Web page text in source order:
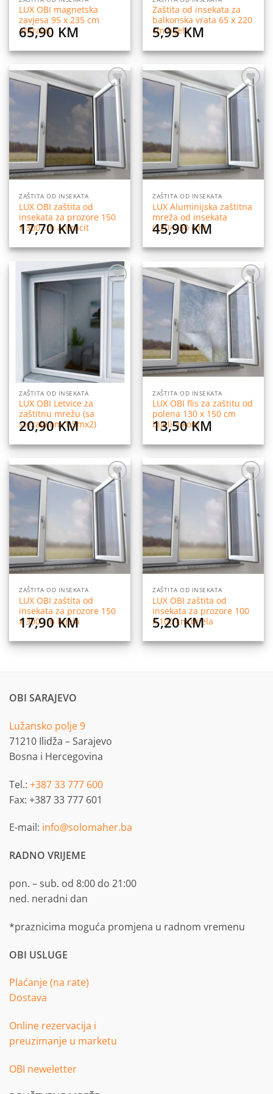
LUX OBI magnetska
zavjesa 95 x 235 cm
antracit
65,90 KM
Zaštita od insekata za
balkonska vrata 65 x 220
cm bijela
5,95KM
Dodaj
na
listu
želja
ZAŠTITA OD INSEKATA
LUX OBI zaštita od
insekata za prozore 150
x 300 cm antracit
17,70KM
Dodaj
na
ZAŠTITA OD INSEKATA
LUX Aluminijska zaštitna
mreža od insekata
(120×250 cm)
45,90KM
želja
ZAŠTITA OD INSEKATA
LUX OBI Letvice za
zaštitnu mrežu (sa
stezaljkom 1,5mx2)
20,90KM
Dodaj
ZAŠTITA OD INSEKATA
LUX OBI flis za zaštitu od
polena 130 x 150 cm
bijeli 3 kom
13,50KM
Dodaj
ZAŠTITA OD INSEKATA
LUX OBI zaštita od
insekata za prozore 150
x 300 cm bijela
17,90KM
Dodaj
ZAŠTITA OD INSEKATA
LUX OBI zaštita od
insekata za prozore 100
x 100 cm bijela
5,20KM
OBI SARAJEVO
Lužansko polje 9
71210 Ilidža – Sarajevo
Bosna i Hercegovina
Tel.: +387 33 777 600
Fax: +387 33 777 601
E-mail: info@solomaher.ba
RADNO VRIJEME
pon. – sub. od 8:00 do 21:00
ned. neradni dan
*praznicima moguća promjena u radnom vremenu
OBI USLUGE
Plaćanje (na rate)
Dostava
Online rezervacija i
preuzimanje u marketu
OBI neweletter